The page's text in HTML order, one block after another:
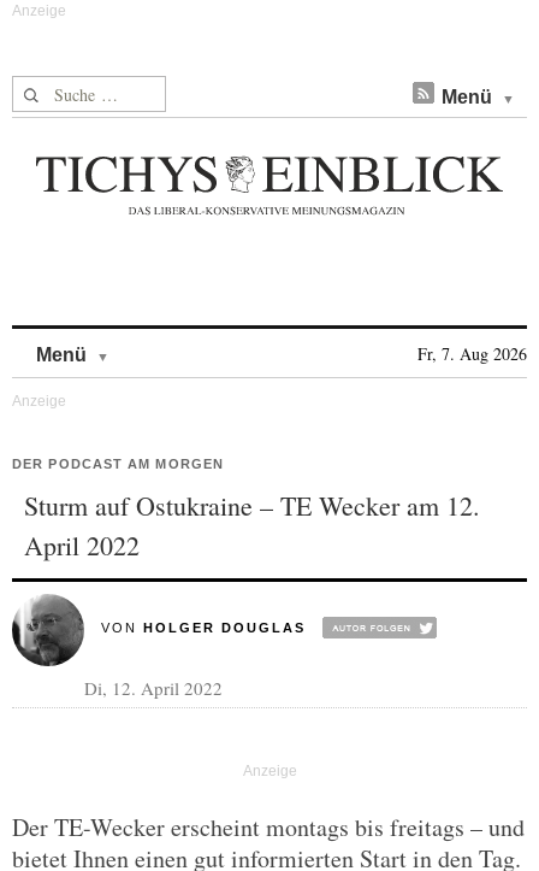
Suche nach: Menü
Menü Fr, 7. Aug 2026
DER PODCAST AM MORGEN
Sturm auf Ostukraine – TE Wecker am 12.
April 2022
VON HOLGER DOUGLAS
Di, 12. April 2022
Der TE-Wecker erscheint montags bis freitags – und
bietet Ihnen einen gut informierten Start in den Tag.